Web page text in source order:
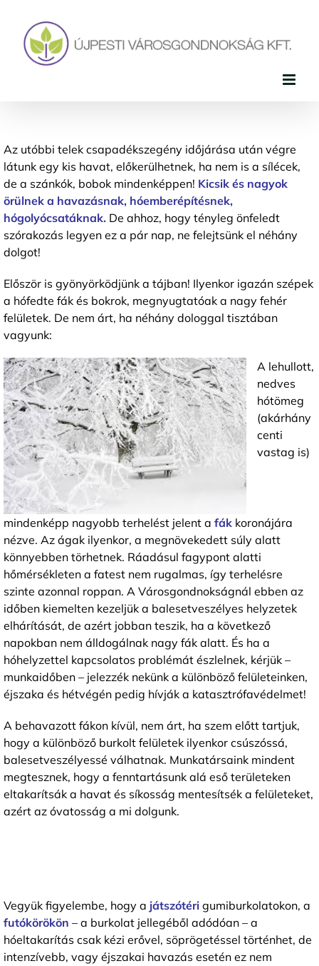
content
Az utóbbi telek csapadékszegény időjárása után végre
látunk egy kis havat, előkerülhetnek, ha nem is a sílécek,
de a szánkók, bobok mindenképpen! Kicsik és nagyok
örülnek a havazásnak, hóemberépítésnek,
hógolyócsatáknak. De ahhoz, hogy tényleg önfeledt
szórakozás legyen ez a pár nap, ne felejtsünk el néhány
dolgot!
Először is gyönyörködjünk a tájban! Ilyenkor igazán szépek
a hófedte fák és bokrok, megnyugtatóak a nagy fehér
felületek. De nem árt, ha néhány dologgal tisztában
vagyunk:
A lehullott,
nedves
hótömeg
(akárhány
centi
vastag is)
mindenképp nagyobb terhelést jelent a fák koronájára
nézve. Az ágak ilyenkor, a megnövekedett súly alatt
könnyebben törhetnek. Ráadásul fagypont alatti
hőmérsékleten a fatest nem rugalmas, így terhelésre
szinte azonnal roppan. A Városgondnokságnál ebben az
időben kiemelten kezeljük a balesetveszélyes helyzetek
elhárítását, de azért jobban teszik, ha a következő
napokban nem álldogálnak nagy fák alatt. És ha a
hóhelyzettel kapcsolatos problémát észlelnek, kérjük –
munkaidőben – jelezzék nekünk a különböző felületeinken,
éjszaka és hétvégén pedig hívják a katasztrófavédelmet!
A behavazott fákon kívül, nem árt, ha szem előtt tartjuk,
hogy a különböző burkolt felületek ilyenkor csúszóssá,
balesetveszélyessé válhatnak. Munkatársaink mindent
megtesznek, hogy a fenntartásunk alá eső területeken
eltakarítsák a havat és síkosság mentesítsék a felületeket,
azért az óvatosság a mi dolgunk.
Vegyük figyelembe, hogy a játszótéri gumiburkolatokon, a
futókörökön – a burkolat jellegéből adódóan – a
hóeltakarítás csak kézi erővel, söprögetéssel történhet, de
intenzívebb, vagy éjszakai havazás esetén ez nem